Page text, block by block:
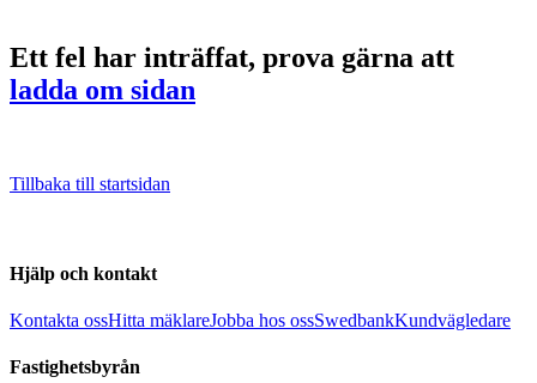
Ett fel har inträffat, prova gärna att
ladda om sidan
Tillbaka till startsidan
Hjälp och kontakt
Kontakta ossHitta mäklareJobba hos ossSwedbankKundvägledare
Fastighetsbyrån